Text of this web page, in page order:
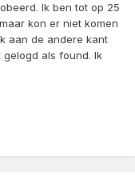
Ik ben tot op 25
kon er niet komen
aan de andere kant
als found. Ik